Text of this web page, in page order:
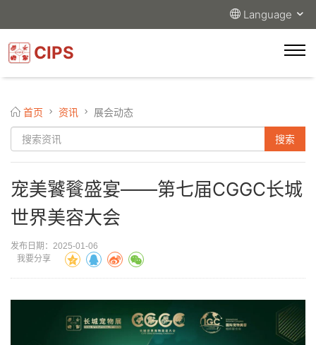
Language
CIPS
首页 资讯 展会动态
宠美饕餮盛宴——第七届CGGC长城
世界美容大会
发布日期：2025-01-06
我要分享